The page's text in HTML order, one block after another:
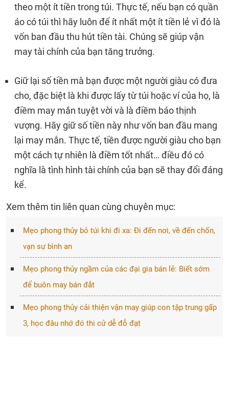
theo một ít tiền trong túi. Thực tế, nếu bạn có quần
áo có túi thì hãy luôn để ít nhất một ít tiền lẻ vì đó là
vốn ban đầu thu hút tiền tài. Chúng sẽ giúp vận
may tài chính của bạn tăng trưởng.
Giữ lại số tiền mà bạn được một người giàu có đưa
cho, đặc biệt là khi được lấy từ túi hoặc ví của họ, là
điềm may mắn tuyệt vời và là điềm báo thịnh
vượng. Hãy giữ số tiền này như vốn ban đầu mang
lại may mắn. Thực tế, tiền được người giàu cho bạn
một cách tự nhiên là điềm tốt nhất… điều đó có
nghĩa là tình hình tài chính của bạn sẽ thay đổi đáng
kể.
Xem thêm tin liên quan cùng chuyên mục:
Mẹo phong thủy bỏ túi khi đi xa: Đi đến nơi, về đến chốn,
vạn sự bình an
Mẹo phong thủy ngầm của các đại gia bán lẻ: Biết sớm
để buôn may bán đắt
Mẹo phong thủy cải thiện vận may giúp con tập trung gấp
3, học đâu nhớ đó thi cử dễ đỗ đạt